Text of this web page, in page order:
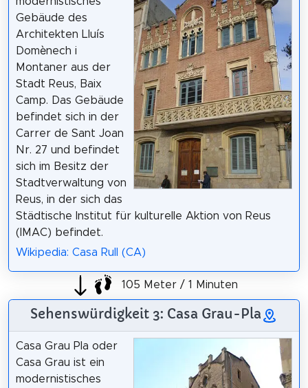
Gebäude des
Architekten Lluís
Domènech i
Montaner aus der
Stadt Reus, Baix
Camp. Das Gebäude
befindet sich in der
Carrer de Sant Joan
Nr. 27 und befindet
sich im Besitz der
Stadtverwaltung von
Reus, in der sich das
Städtische Institut für kulturelle Aktion von Reus
(IMAC) befindet.
Wikipedia: Casa Rull (CA)
105 Meter / 1 Minuten
Sehenswürdigkeit 3: Casa Grau-Pla
Casa Grau Pla oder
Casa Grau ist ein
modernistisches